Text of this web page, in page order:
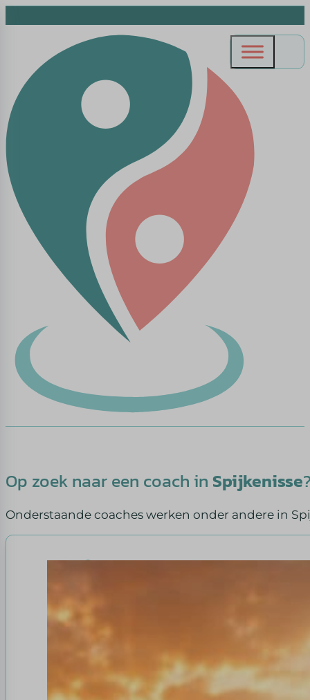
Op zoek naar een coach inSpijkenisse
Onderstaande coaches werken onder andere in